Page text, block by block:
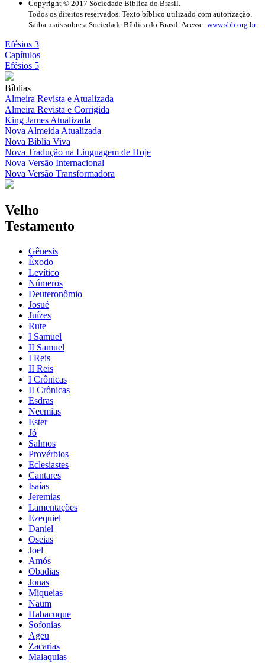
Copyright © 2017 Sociedade Bíblica do Brasil.
Todos os direitos reservados. Texto bíblico utilizado com autorização.
Saiba mais sobre a Sociedade Bíblica do Brasil. Acesse: www.sbb.org.br
Efésios 3
Capítulos
Efésios 5
Bíblias
Almeira Revista e Atualizada
Almeira Revista e Corrigida
King James Atualizada
Nova Almeida Atualizada
Nova Bíblia Viva
Nova Tradução na Linguagem de Hoje
Nova Versão Internacional
Nova Versão Transformadora
Velho
Testamento
Gênesis
Êxodo
Levítico
Números
Deuteronômio
Josué
Juízes
Rute
I Samuel
II Samuel
I Reis
II Reis
I Crônicas
II Crônicas
Esdras
Neemias
Ester
Jó
Salmos
Provérbios
Eclesiastes
Cantares
Isaías
Jeremias
Lamentações
Ezequiel
Daniel
Oseias
Joel
Amós
Obadias
Jonas
Miqueias
Naum
Habacuque
Sofonias
Ageu
Zacarias
Malaquias